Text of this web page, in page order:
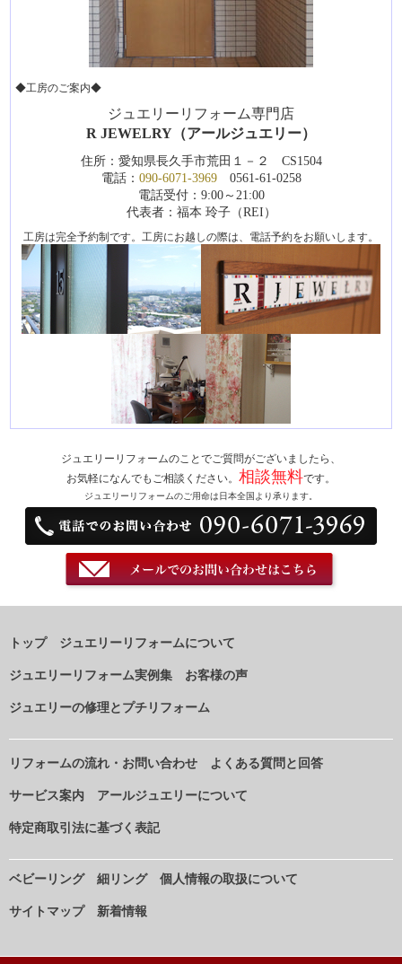
◆工房のご案内◆
ジュエリーリフォーム専門店
R JEWELRY（アールジュエリー）
住所：愛知県長久手市荒田１－２ CS1504
電話： 090-6071-39690561-61-0258
電話受付：9:00～21:00
代表者：福本 玲子（REI）
工房は完全予約制です。工房にお越しの際は、電話予約をお願いします。
ジュエリーリフォームのことでご質問がございましたら、
お気軽になんでもご相談ください。 相談無料です。
ジュエリーリフォームのご用命は日本全国より承ります。
トップ ジュエリーリフォームについて
ジュエリーリフォーム実例集 お客様の声
ジュエリーの修理とプチリフォーム
リフォームの流れ・お問い合わせ よくある質問と回答
サービス案内 アールジュエリーについて
特定商取引法に基づく表記
ベビーリング 細リング 個人情報の取扱について
サイトマップ 新着情報